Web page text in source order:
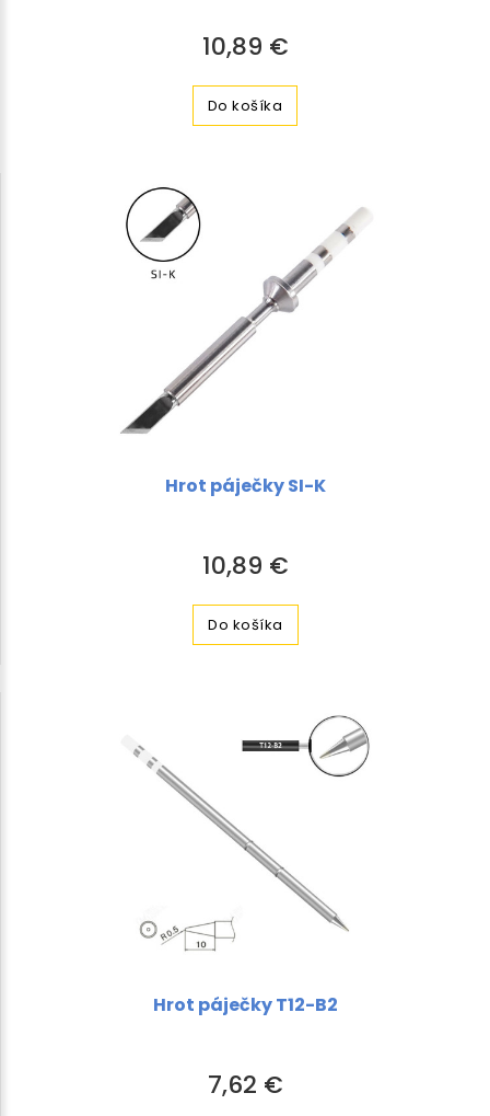
10,89 €
Do košíka
Hrot páječky SI-K
10,89 €
Do košíka
Hrot páječky T12-B2
7,62 €